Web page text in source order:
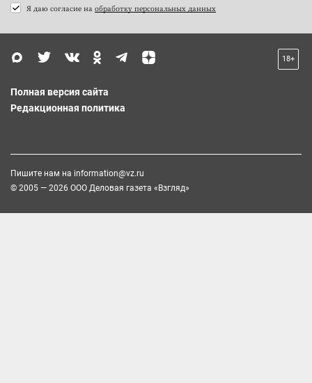
Я даю согласие на обработку персональных данных
18+
Полная версия сайта
Редакционная политика
Пишите нам на information@vz.ru
© 2005 — 2026 ООО Деловая газета «Взгляд»